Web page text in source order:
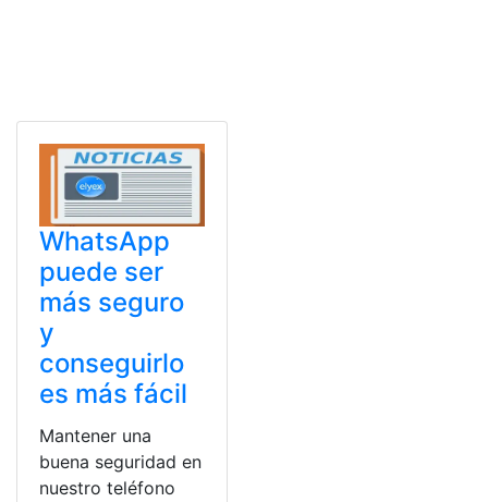
WhatsApp
puede ser
más seguro
y
conseguirlo
es más fácil
Mantener una
buena seguridad en
nuestro teléfono